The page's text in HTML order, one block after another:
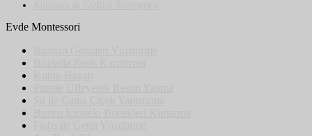
Evde Montessori